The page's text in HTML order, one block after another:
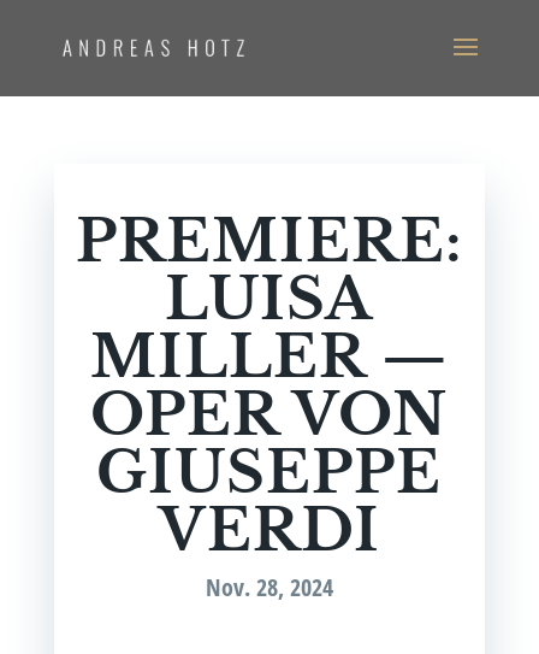
PREMIERE:
LUISA
MILLER —
OPER VON
GIUSEPPE
VERDI
Nov. 28, 2024